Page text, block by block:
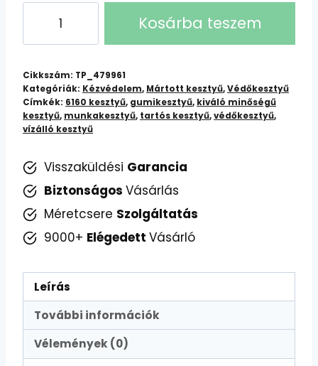
Mártott
Kesztyű:
Vízálló,
Tartós,
Kiváló
Minőségű
Kosárba teszem
Cikkszám: TP_479961
Kategóriák: Kézvédelem, Mártott kesztyű,Védőkesztyű
Címkék: 6160 kesztyű, gumikesztyű, kiváló minőségű
kesztyű, munkakesztyű, tartós kesztyű,védőkesztyű,
vízálló kesztyű
Visszaküldési Garancia
Biztonságos Vásárlás
Méretcsere Szolgáltatás
9000+ Elégedett Vásárló
Leírás
További információk
Vélemények (0)